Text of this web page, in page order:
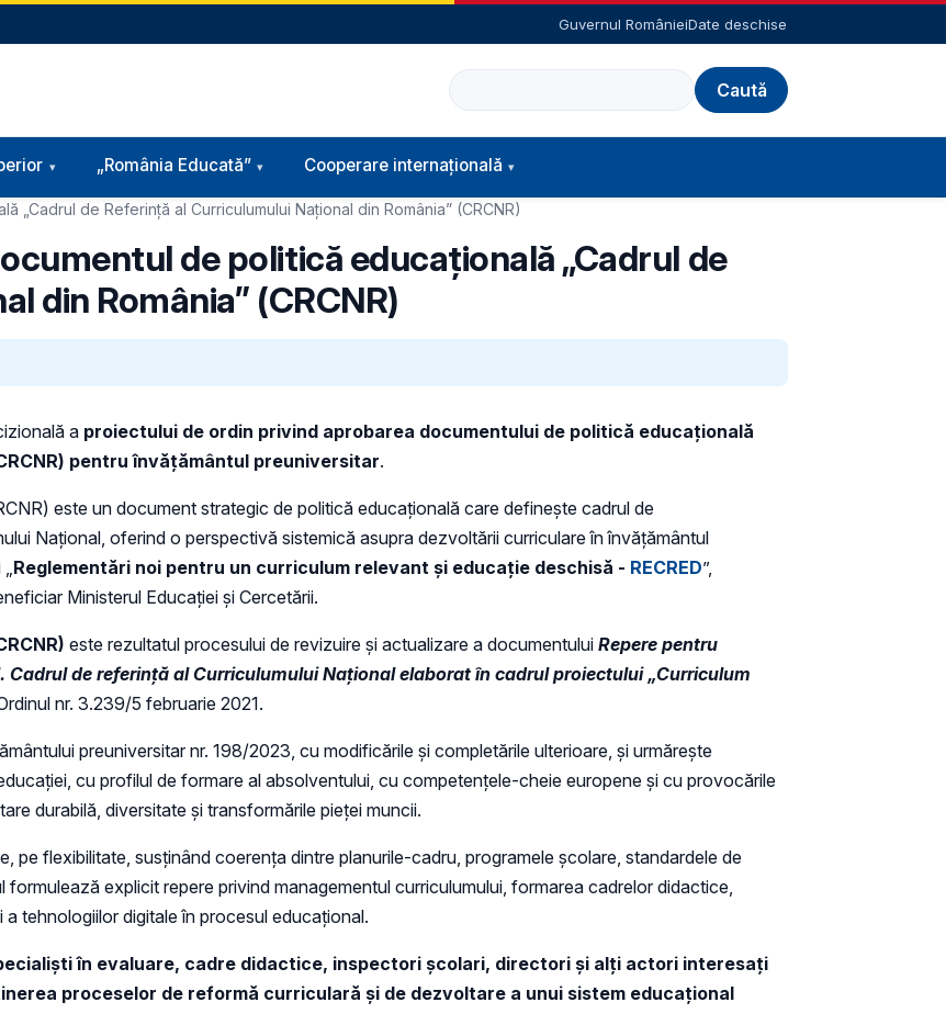
Guvernul RomânieiDate deschise
Caută
„România Educată” Cooperare internațională
de Referință al Curriculumului Național din România” (CRCNR)
de politică educațională „Cadrul de
din România” (CRCNR)
a proiectului de ordin privind aprobarea documentului de politică educațională
pentru învățământul preuniversitar.
este un document strategic de politică educațională care definește cadrul de
Național, oferind o perspectivă sistemică asupra dezvoltării curriculare în învățământul
Reglementări noi pentru un curriculum relevant și educație deschisă - RECRED”,
Ministerul Educației și Cercetării.
este rezultatul procesului de revizuire și actualizare a documentului Repere pentru
de referință al Curriculumului Național elaborat în cadrul proiectului „Curriculum
nr. 3.239/5 februarie 2021.
preuniversitar nr. 198/2023, cu modificările și completările ulterioare, și urmărește
cu profilul de formare al absolventului, cu competențele-cheie europene și cu provocările
durabilă, diversitate și transformările pieței muncii.
flexibilitate, susținând coerența dintre planurile-cadru, programele școlare, standardele de
explicit repere privind managementul curriculumului, formarea cadrelor didactice,
tehnologiilor digitale în procesul educațional.
în evaluare, cadre didactice, inspectori școlari, directori și alți actori interesați
proceselor de reformă curriculară și de dezvoltare a unui sistem educațional